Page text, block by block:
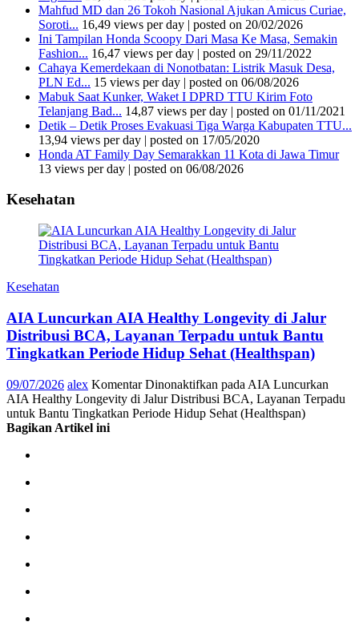
Mahfud MD dan 26 Tokoh Nasional Ajukan Amicus Curiae,
Soroti... 16,49 views per day | posted on 20/02/2026
Ini Tampilan Honda Scoopy Dari Masa Ke Masa, Semakin
Fashion... 16,47 views per day | posted on 29/11/2022
Cahaya Kemerdekaan di Nonotbatan: Listrik Masuk Desa,
PLN Ed... 15 views per day | posted on 06/08/2026
Mabuk Saat Kunker, Waket I DPRD TTU Kirim Foto
Telanjang Bad... 14,87 views per day | posted on 01/11/2021
Detik – Detik Proses Evakuasi Tiga Warga Kabupaten TTU...
13,94 views per day | posted on 17/05/2020
Honda AT Family Day Semarakkan 11 Kota di Jawa Timur
13 views per day | posted on 06/08/2026
Kesehatan
Kesehatan
AIA Luncurkan AIA Healthy Longevity di Jalur
Distribusi BCA, Layanan Terpadu untuk Bantu
Tingkatkan Periode Hidup Sehat (Healthspan)
09/07/2026 alex Komentar Dinonaktifkan pada AIA Luncurkan
AIA Healthy Longevity di Jalur Distribusi BCA, Layanan Terpadu
untuk Bantu Tingkatkan Periode Hidup Sehat (Healthspan)
Bagikan Artikel ini